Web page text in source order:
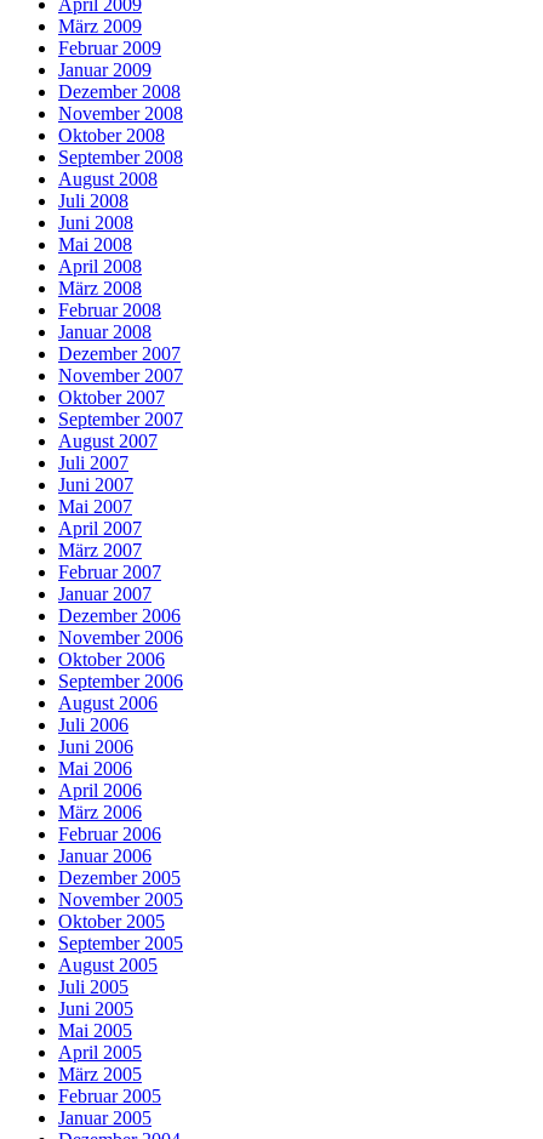
März 2009
Februar 2009
Januar 2009
Dezember 2008
November 2008
Oktober 2008
September 2008
August 2008
Juli 2008
Juni 2008
Mai 2008
April 2008
März 2008
Februar 2008
Januar 2008
Dezember 2007
November 2007
Oktober 2007
September 2007
August 2007
Juli 2007
Juni 2007
Mai 2007
April 2007
März 2007
Februar 2007
Januar 2007
Dezember 2006
November 2006
Oktober 2006
September 2006
August 2006
Juli 2006
Juni 2006
Mai 2006
April 2006
März 2006
Februar 2006
Januar 2006
Dezember 2005
November 2005
Oktober 2005
September 2005
August 2005
Juli 2005
Juni 2005
Mai 2005
April 2005
März 2005
Februar 2005
Januar 2005